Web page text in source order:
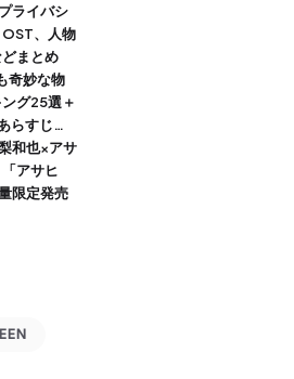
、人物
まとめ
グ25選＋
らすじ付
アサヒ
限定発売